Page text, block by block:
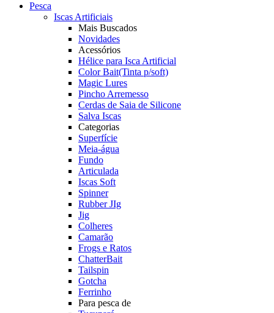
Pesca
Iscas Artificiais
Mais Buscados
Novidades
Acessórios
Hélice para Isca Artificial
Color Bait(Tinta p/soft)
Magic Lures
Pincho Arremesso
Cerdas de Saia de Silicone
Salva Iscas
Categorias
Superfície
Meia-água
Fundo
Articulada
Iscas Soft
Spinner
Rubber JIg
Jig
Colheres
Camarão
Frogs e Ratos
ChatterBait
Tailspin
Gotcha
Ferrinho
Para pesca de